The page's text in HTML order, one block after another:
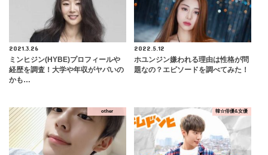
2021.3.26
ミンヒジン(HYBE)プロフィールや
経歴を調査！大学や年収がヤバいの
かも…
2022.5.12
ホユンジン嫌われる理由は性格が問
題なの？エピソードを調べてみた！
other 韓☆俳優&女優